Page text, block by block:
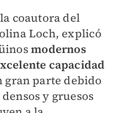
coautora del
Loch, explicó
modernos
capacidad
gran parte debido
densos y gruesos